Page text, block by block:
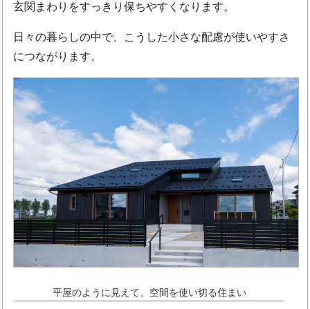
玄関まわりをすっきり保ちやすくなります。
日々の暮らしの中で、こうした小さな配慮が使いやすさ
につながります。
平屋のように見えて、空間を使い切る住まい